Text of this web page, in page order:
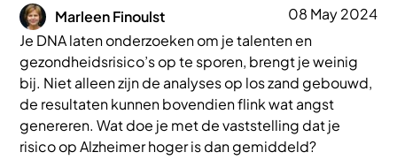
Afbeelding
Marleen Finoulst
08 May 2024
Je DNA laten onderzoeken om je talenten en
gezondheidsrisico’s op te sporen, brengt je weinig
bij. Niet alleen zijn de analyses op los zand gebouwd,
de resultaten kunnen bovendien flink wat angst
genereren. Wat doe je met de vaststelling dat je
risico op Alzheimer hoger is dan gemiddeld?